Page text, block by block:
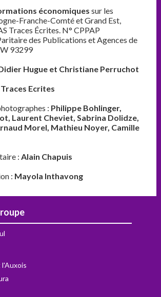
économiques sur les
Franche-Comté et Grand Est,
Traces Écrites. N° CPPAP
des Publications et Agences de
93299
Hugue et Christiane Perruchot
Traces Ecrites
: Philippe Bohlinger,
Laurent Cheviet, Sabrina Dolidze,
Morel, Mathieu Noyer, Camille
:Alain Chapuis
: Mayola Inthavong